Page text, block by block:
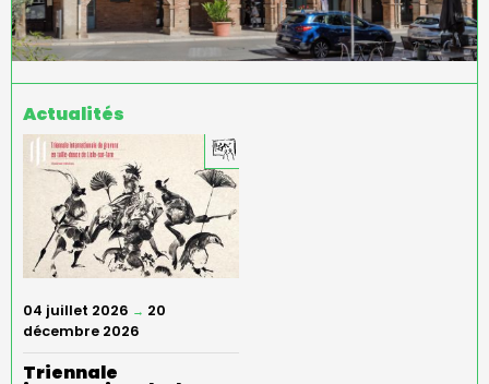
Actualités
04 juillet 2026 → 20
décembre 2026
Triennale